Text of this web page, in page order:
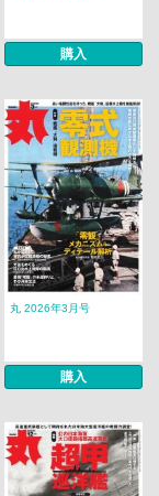
購入
丸 2026年3月号
購入